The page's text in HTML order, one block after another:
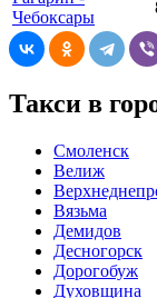
Чебоксары
Такси в
Смоленск
Велиж
Вязьма
Демидов
Десногорск
Дорогобуж
Духовщина